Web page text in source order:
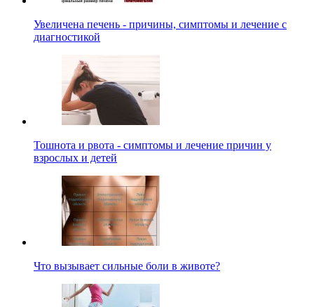
Увеличена печень - причины, симптомы и лечение с
диагностикой
Тошнота и рвота - симптомы и лечение причин у
взрослых и детей
Что вызывает сильные боли в животе?